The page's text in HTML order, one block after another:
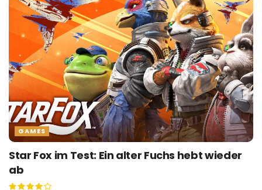
GAMES
Star Fox im Test: Ein alter Fuchs hebt wieder
ab